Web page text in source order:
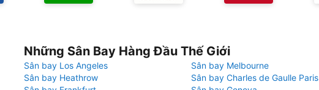
Những Sân Bay Hàng Đầu Thế Giới
Sân bay Los Angeles
Sân bay Melbourne
Sân bay Heathrow
Sân bay Charles de Gaulle Paris